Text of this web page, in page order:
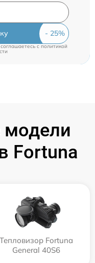
c политикой
Fortuna
Тепловизор Fortuna
General 40S6